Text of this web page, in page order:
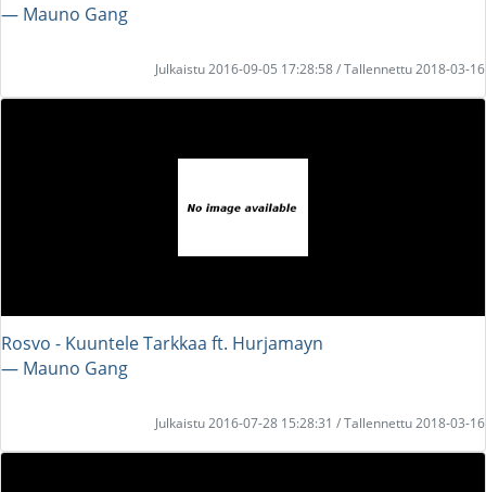
― Mauno Gang
Julkaistu 2016-09-05 17:28:58 / Tallennettu 2018-03-16
Rosvo - Kuuntele Tarkkaa ft. Hurjamayn
― Mauno Gang
Julkaistu 2016-07-28 15:28:31 / Tallennettu 2018-03-16